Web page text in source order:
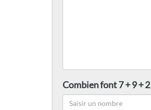
Combien font 7 + 9 + 2